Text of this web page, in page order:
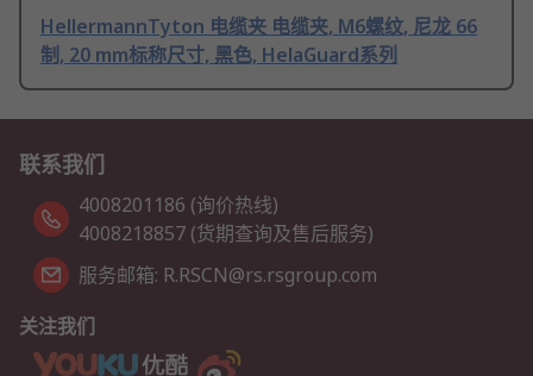
HellermannTyton 电缆夹 电缆夹, M6螺纹, 尼龙 66
制, 20 mm标称尺寸, 黑色, HelaGuard系列
联系我们
4008201186 (询价热线)
4008218857 (货期查询及售后服务)
服务邮箱: R.RSCN@rs.rsgroup.com
关注我们